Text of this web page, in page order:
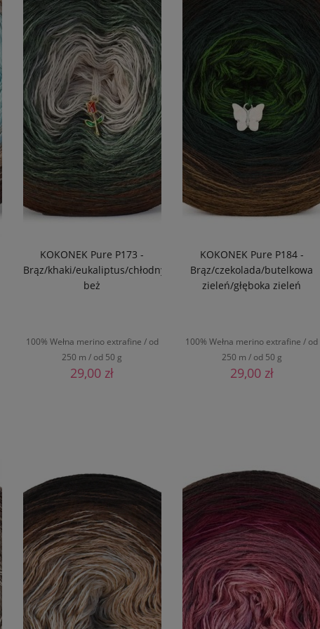
KOKONEK Pure P173 -
Brąz/khaki/eukaliptus/chłodny
beż
100% Wełna merino extrafine / od
250 m / od 50 g
29,00 zł
KOKONEK Pure P184 -
Brąz/czekolada/butelkowa
zieleń/głęboka zieleń
100% Wełna merino extrafine / od
250 m / od 50 g
29,00 zł